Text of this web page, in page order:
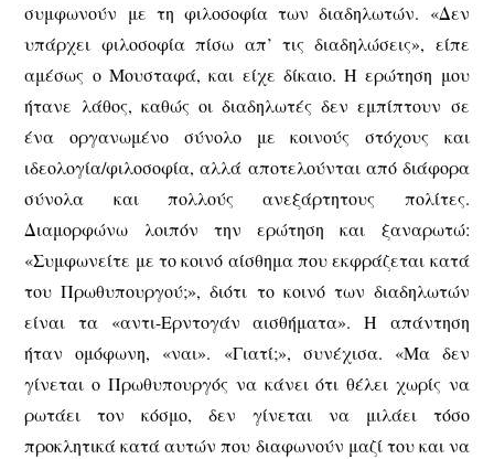
συμφωνούν με τη φιλοσοφία των διαδηλωτών. «Δεν
υπάρχει φιλοσοφία πίσω απ’ τις διαδηλώσεις», είπε
αμέσως ο Μουσταφά, και είχε δίκαιο. Η ερώτηση μου
ήτανε λάθος, καθώς οι διαδηλωτές δεν εμπίπτουν σε
ένα οργανωμένο σύνολο με κοινούς στόχους και
ιδεολογία/φιλοσοφία, αλλά αποτελούνται από διάφορα
σύνολα και πολλούς ανεξάρτητους πολίτες.
Διαμορφώνω λοιπόν την ερώτηση και ξαναρωτώ:
«Συμφωνείτε με το κοινό αίσθημα που εκφράζεται κατά
του Πρωθυπουργού;», διότι το κοινό των διαδηλωτών
είναι τα «αντι-Ερντογάν αισθήματα». Η απάντηση
ήταν ομόφωνη, «ναι». «Γιατί;», συνέχισα. «Μα δεν
γίνεται ο Πρωθυπουργός να κάνει ότι θέλει χωρίς να
ρωτάει τον κόσμο, δεν γίνεται να μιλάει τόσο
προκλητικά κατά αυτών που διαφωνούν μαζί του και να